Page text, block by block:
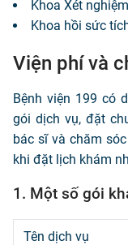
Khoa Xét nghiệm
Khoa hồi sức
Viện phí và
Bệnh viện 199 có
gói dịch vụ, đặt
bác sĩ và chăm
khi đặt lịch khám
1. Một số gói
Tên dịch vụ